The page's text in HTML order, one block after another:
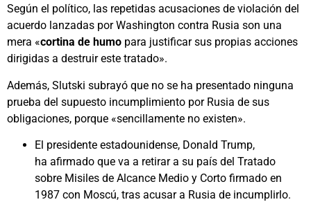
Según el político, las repetidas acusaciones de violación del
acuerdo lanzadas por Washington contra Rusia son una
mera «cortina de humo para justificar sus propias acciones
dirigidas a destruir este tratado».
Además, Slutski subrayó que no se ha presentado ninguna
prueba del supuesto incumplimiento por Rusia de sus
obligaciones, porque «sencillamente no existen».
El presidente estadounidense, Donald Trump,
ha afirmado que va a retirar a su país del Tratado
sobre Misiles de Alcance Medio y Corto firmado en
1987 con Moscú, tras acusar a Rusia de incumplirlo.